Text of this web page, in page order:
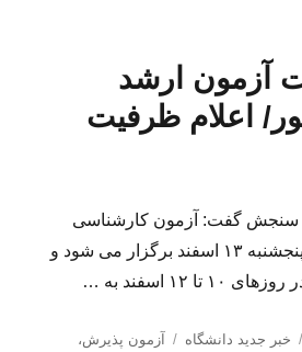
آزمون ارشد
اعلام ظرفیت
سنجش گفت: آزمون کارشناسی
ارشد فراگیر پیام نور پنجشنبه ۱۳ اسفند برگزار می شود و
۱۲ اسفند به …
دسته‌ها
خبر جدید دانشگاه برچسب‌ها
آزمون پذیرش،